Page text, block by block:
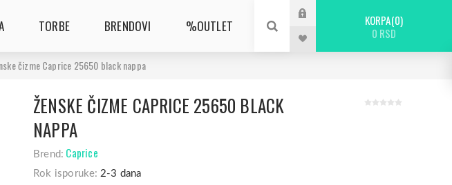
TORBE BRENDOVI %OUTLET KORPA 0
0 RSD
čizme Caprice 25650 black nappa
ŽENSKE ČIZME CAPRICE 25650 BLACK
NAPPA
Brend: Caprice
Rok isporuke: 2-3 dana